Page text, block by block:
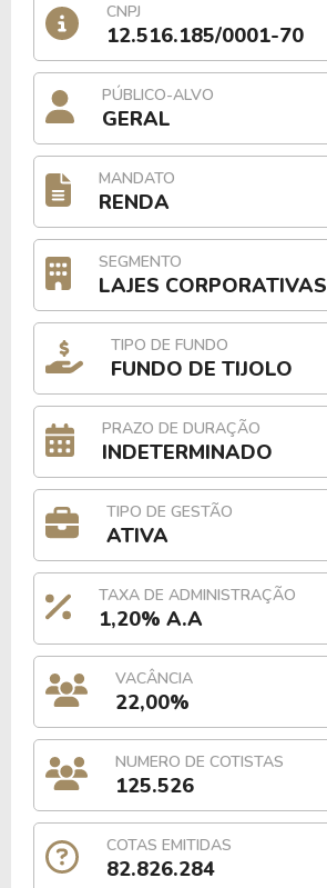
CNPJ
12.516.185/0001-70
PÚBLICO-ALVO
GERAL
MANDATO
RENDA
SEGMENTO
LAJES CORPORATIVAS
TIPO DE FUNDO
FUNDO DE TIJOLO
PRAZO DE DURAÇÃO
INDETERMINADO
TIPO DE GESTÃO
ATIVA
TAXA DE ADMINISTRAÇÃO
1,20% A.A
VACÂNCIA
22,00%
NUMERO DE COTISTAS
125.526
COTAS EMITIDAS
82.826.284